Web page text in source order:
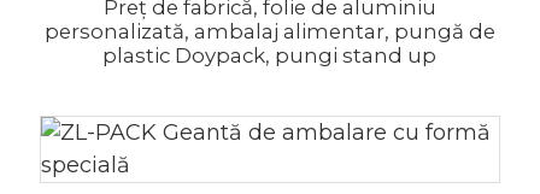
Preț de fabrică, folie de aluminiu
personalizată, ambalaj alimentar, pungă de
plastic Doypack, pungi stand up